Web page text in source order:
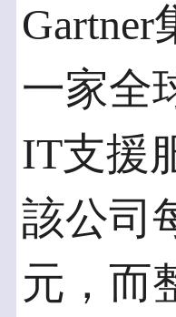
一家全
IT支援
該公司
元，而